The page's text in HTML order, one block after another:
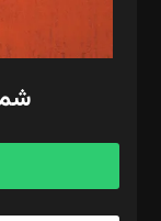
مد‌یر توسعه تجاری:
امور مالی: شاپور
آگهی و مشترکین: ۰۹۱۹۹۹۹۰۴۵۴
شماره